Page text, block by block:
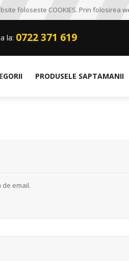
foloseste COOKIES. Prin folosirea
la: 0722 371 619
PRODUSELE SAPTAMANII
de email.